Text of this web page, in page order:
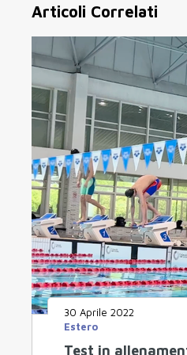
Articoli Correlati
30 Aprile 2022
Estero
Test in